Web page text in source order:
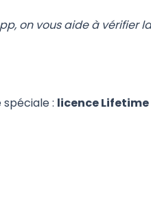
on vous aide à vérifier
: licence